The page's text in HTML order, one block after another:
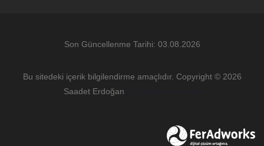
Son Güncellenme Tarihi: 03.08.2026
Bu sitedeki içerik bilgilendirme amaçlıdır. Copyright © 2026
Saadet Erdoğan